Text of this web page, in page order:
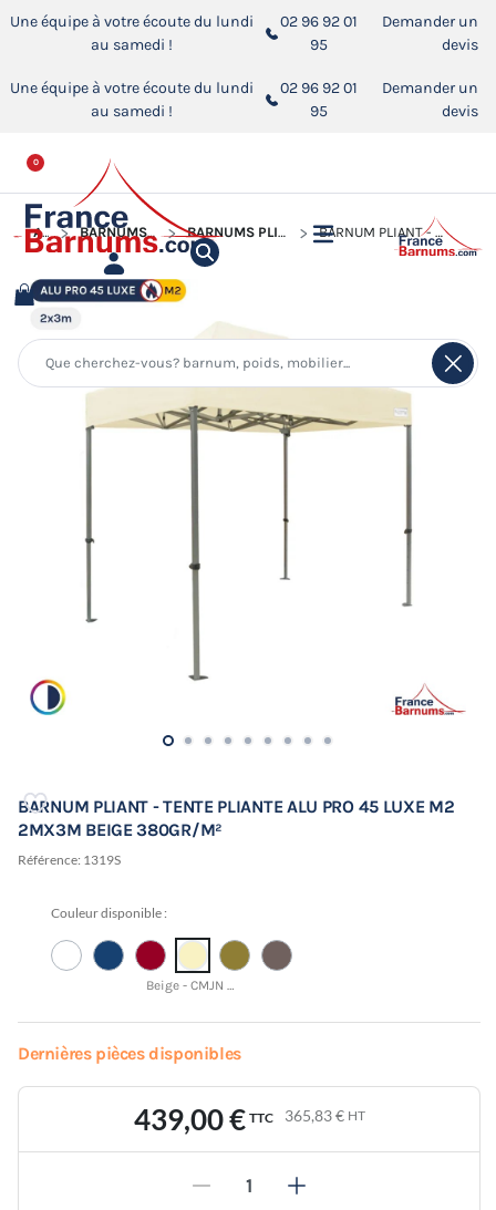
Une équipe à votre écoute du lundi
au samedi !
02 96 92 01
95
Demander un
devis
Une équipe à votre écoute du lundi
au samedi !
02 96 92 01
95
Demander un
devis
0
ACCUEIL BARNUMS PLIANTS ALUMINIUM PRO 45 LUXE M2 BARNUMS PLIANTS ALUMINIUM PRO 45 LUXE M2 DE 2M X 3M BARNUM PLIANT - TENTE PLIANTE ALU PRO 45 LUXE M2 2MX3M BEIGE 380GR/M²
BARNUM PLIANT - TENTE PLIANTE ALU PRO 45 LUXE M2
2MX3M BEIGE 380GR/M²
Référence: 1319S
Couleur disponible :
Beige - CMJN 0 0 26 3
Dernières pièces disponibles
439,00 € TTC 365,83 € HT
- +